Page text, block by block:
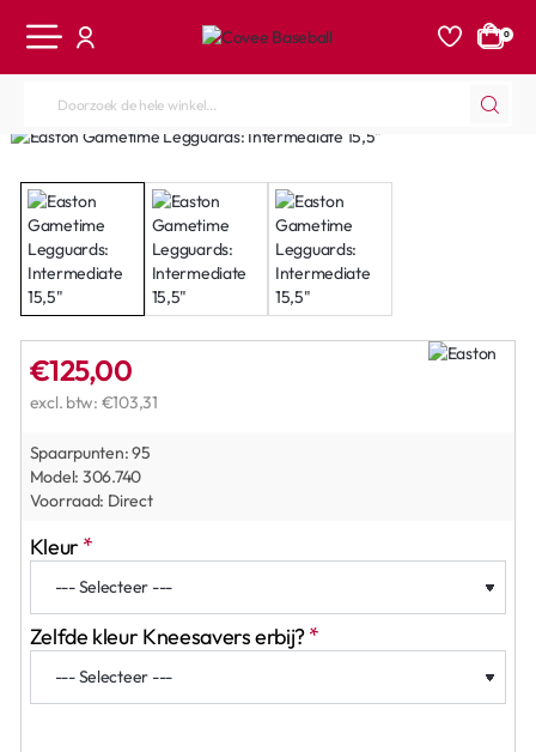
0
Doorzoek
de
winkel...
Spaarpunten:95
Model: 306.740
Voorraad: Direct
€125,00
excl. btw: €103,31
Kleur
Zelfde kleur Kneesavers erbij?